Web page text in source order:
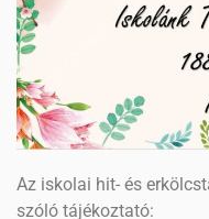
Az iskolai hit- és
szóló tájékoztató: